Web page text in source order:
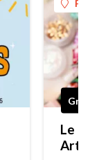
Le
Art